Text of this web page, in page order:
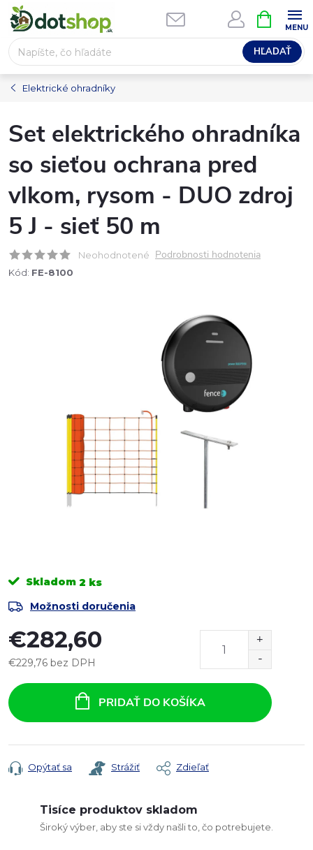
Prejsť
na
obsah
HĽADAŤ
KOŠÍK
Elektrické ohradníky
Set elektrického ohradníka
so sieťou ochrana pred
vlkom, rysom - DUO zdroj
5 J - sieť 50 m
Neohodnotené Podrobnosti hodnotenia
Kód: FE-8100
Skladom 2 ks
Možnosti doručenia
€282,60
€229,76 bez DPH
cena:
PRIDAŤ DO KOŠÍKA
Opýtať sa Strážiť Zdieľať
Tisíce produktov skladom
Široký výber, aby ste si vždy našli to, čo potrebujete.